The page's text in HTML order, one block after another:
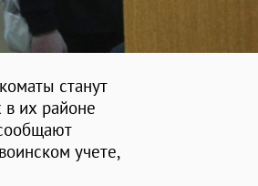
станут
в их районе
учете,